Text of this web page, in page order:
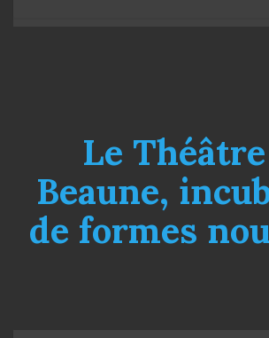
Le
Beaune,
de formes